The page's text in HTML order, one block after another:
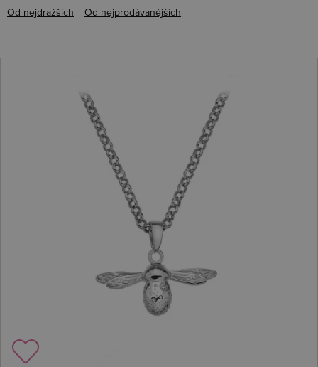
Od nejdražších Od nejprodávanějších